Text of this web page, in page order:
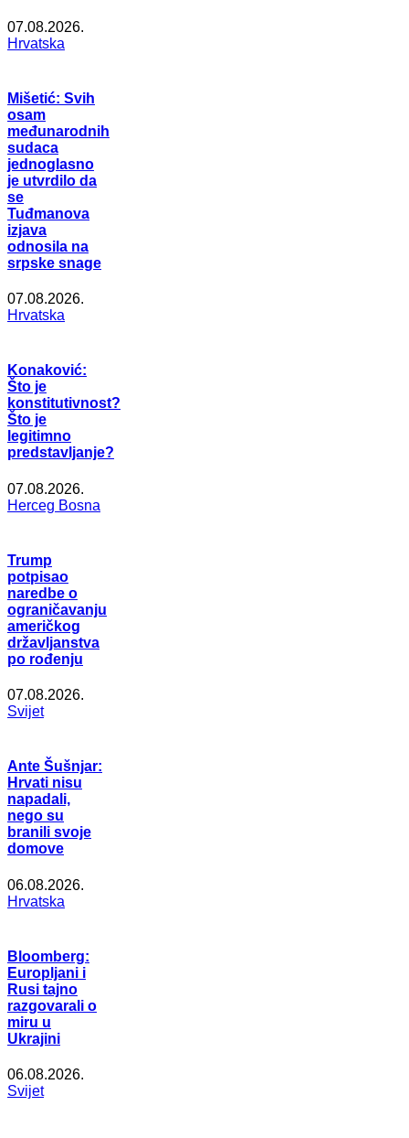
07.08.2026.
Hrvatska
Mišetić: Svih
osam
međunarodnih
sudaca
jednoglasno
je utvrdilo da
se
Tuđmanova
izjava
odnosila na
srpske snage
07.08.2026.
Hrvatska
Konaković:
Što je
konstitutivnost?
Što je
legitimno
predstavljanje?
07.08.2026.
Herceg Bosna
Trump
potpisao
naredbe o
ograničavanju
američkog
državljanstva
po rođenju
07.08.2026.
Svijet
Ante Šušnjar:
Hrvati nisu
napadali,
nego su
branili svoje
domove
06.08.2026.
Hrvatska
Bloomberg:
Europljani i
Rusi tajno
razgovarali o
miru u
Ukrajini
06.08.2026.
Svijet